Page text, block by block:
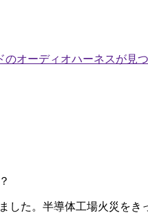
のオーディオハーネスが見
した。半導体工場火災を